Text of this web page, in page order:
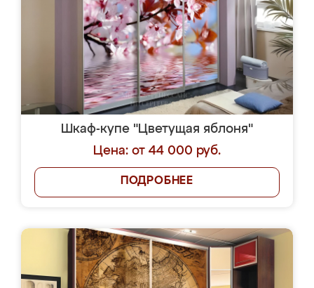
Шкаф-купе "Цветущая яблоня"
Цена: от 44 000 руб.
ПОДРОБНЕЕ